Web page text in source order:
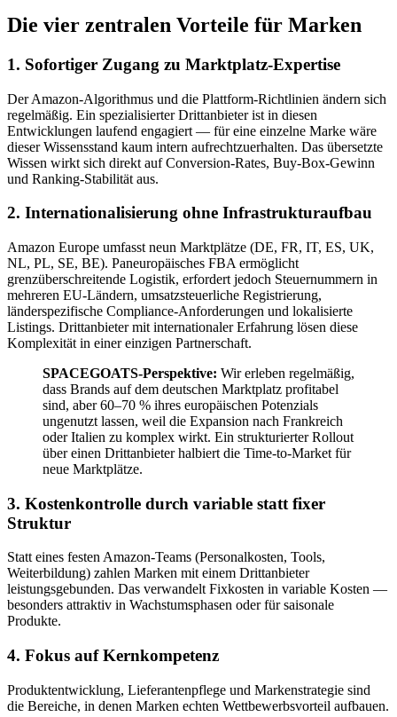
Die vier zentralen Vorteile für Marken
1. Sofortiger Zugang zu Marktplatz-Expertise
Der Amazon-Algorithmus und die Plattform-Richtlinien ändern sich
regelmäßig. Ein spezialisierter Drittanbieter ist in diesen
Entwicklungen laufend engagiert — für eine einzelne Marke wäre
dieser Wissensstand kaum intern aufrechtzuerhalten. Das übersetzte
Wissen wirkt sich direkt auf Conversion-Rates, Buy-Box-Gewinn
und Ranking-Stabilität aus.
2. Internationalisierung ohne Infrastrukturaufbau
Amazon Europe umfasst neun Marktplätze (DE, FR, IT, ES, UK,
NL, PL, SE, BE). Paneuropäisches FBA ermöglicht
grenzüberschreitende Logistik, erfordert jedoch Steuernummern in
mehreren EU-Ländern, umsatzsteuerliche Registrierung,
länderspezifische Compliance-Anforderungen und lokalisierte
Listings. Drittanbieter mit internationaler Erfahrung lösen diese
Komplexität in einer einzigen Partnerschaft.
SPACEGOATS-Perspektive: Wir erleben regelmäßig,
dass Brands auf dem deutschen Marktplatz profitabel
sind, aber 60–70 % ihres europäischen Potenzials
ungenutzt lassen, weil die Expansion nach Frankreich
oder Italien zu komplex wirkt. Ein strukturierter Rollout
über einen Drittanbieter halbiert die Time-to-Market für
neue Marktplätze.
3. Kostenkontrolle durch variable statt fixer
Struktur
Statt eines festen Amazon-Teams (Personalkosten, Tools,
Weiterbildung) zahlen Marken mit einem Drittanbieter
leistungsgebunden. Das verwandelt Fixkosten in variable Kosten —
besonders attraktiv in Wachstumsphasen oder für saisonale
Produkte.
4. Fokus auf Kernkompetenz
Produktentwicklung, Lieferantenpflege und Markenstrategie sind
die Bereiche, in denen Marken echten Wettbewerbsvorteil aufbauen.